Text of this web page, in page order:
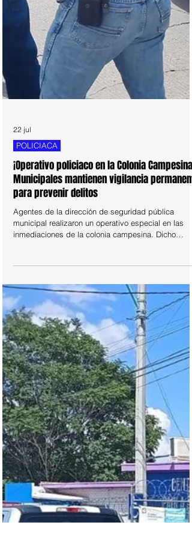
¡Operativo policiaco en la Colonia Campesina!
Municipales mantienen vigilancia permanente
para prevenir delitos
Agentes de la dirección de seguridad pública
municipal realizaron un operativo especial en las
inmediaciones de la colonia campesina. Dicho
operativo o bebes el plan de mantener y fortalecer
seguridad en el sector. Se realizaron algunas
detenciones por delitos menores, así como revisión
de motociclistas y personas sospechosas en el
lugar.